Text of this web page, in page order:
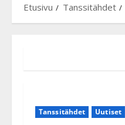
Etusivu Tanssitähdet
Tanssitähdet Uutiset